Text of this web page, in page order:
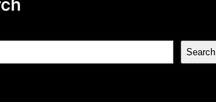
Search